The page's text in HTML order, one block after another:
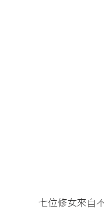
七位修女來自